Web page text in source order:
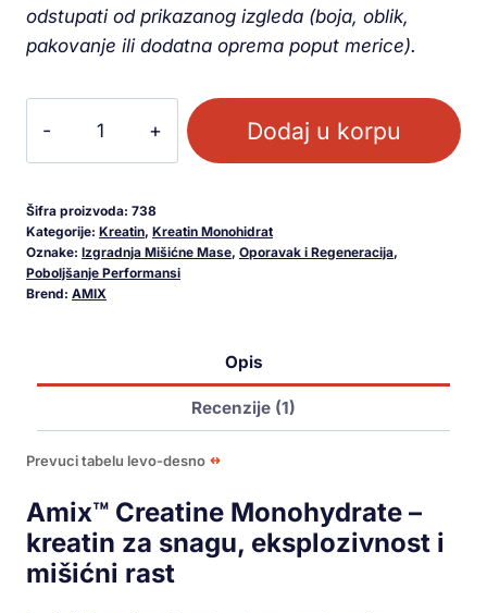
odstupati od prikazanog izgleda (boja, oblik,
pakovanje ili dodatna oprema poput merice).
Dodaj u korpu
Šifra proizvoda: 738
Kategorije: Kreatin, Kreatin Monohidrat
Oznake: Izgradnja Mišićne Mase, Oporavak i Regeneracija,
Poboljšanje Performansi
Brend: AMIX
Opis
Recenzije (1)
Prevuci tabelu levo-desno
Amix™ Creatine Monohydrate –
kreatin za snagu, eksplozivnost i
mišićni rast